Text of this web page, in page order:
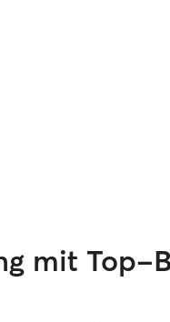
mit Top-